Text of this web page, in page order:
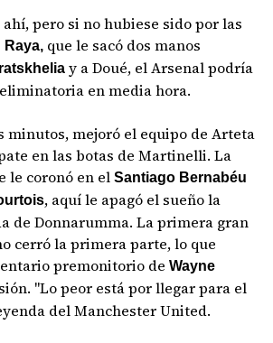
pero si no hubiese sido por las
Raya, que le sacó dos manos
y a Doué, el Arsenal podría
en media hora.
minutos, mejoró el equipo de Arteta
en las botas de Martinelli. La
le coronó en elSantiago Bernabéu
, aquí le apagó el sueño la
de Donnarumma. La primera gran
cerró la primera parte, lo que
premonitorio de Wayne
"Lo peor está por llegar para el
del Manchester United.